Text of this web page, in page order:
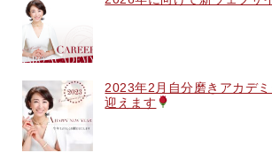
2023年2月自分磨きアカデ
迎えます